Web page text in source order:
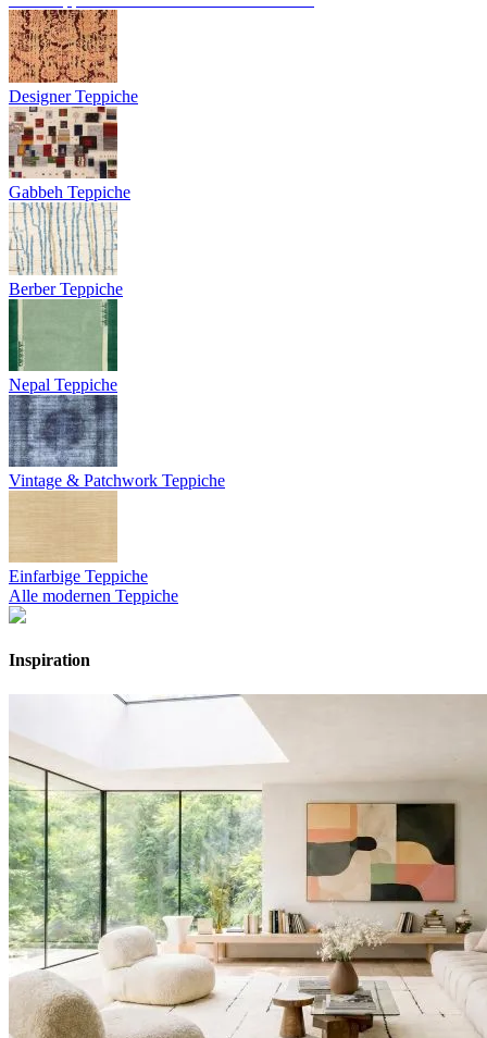
Designer Teppiche
Gabbeh Teppiche
Berber Teppiche
Nepal Teppiche
Vintage & Patchwork Teppiche
Einfarbige Teppiche
Alle modernen Teppiche
Inspiration